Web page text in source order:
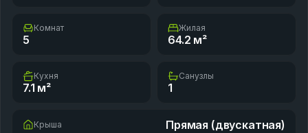
Комнат
5
Жилая
64.2 м²
Кухня
7.1 м²
Санузлы
1
Крыша Прямая (двускатная)